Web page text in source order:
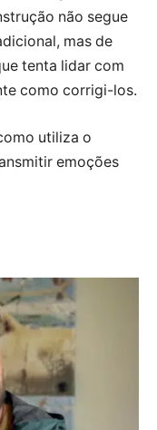
não segue
mas de
tenta lidar com
como corrigi-los.
utiliza o
emoções